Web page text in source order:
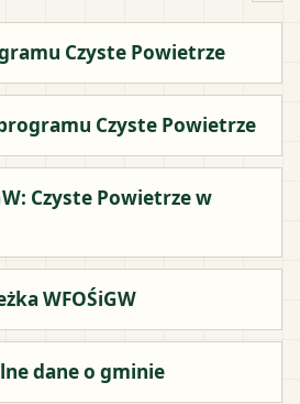
Czyste Powietrze
Czyste Powietrze
Czyste Powietrze w
WFOŚiGW
dane o gminie